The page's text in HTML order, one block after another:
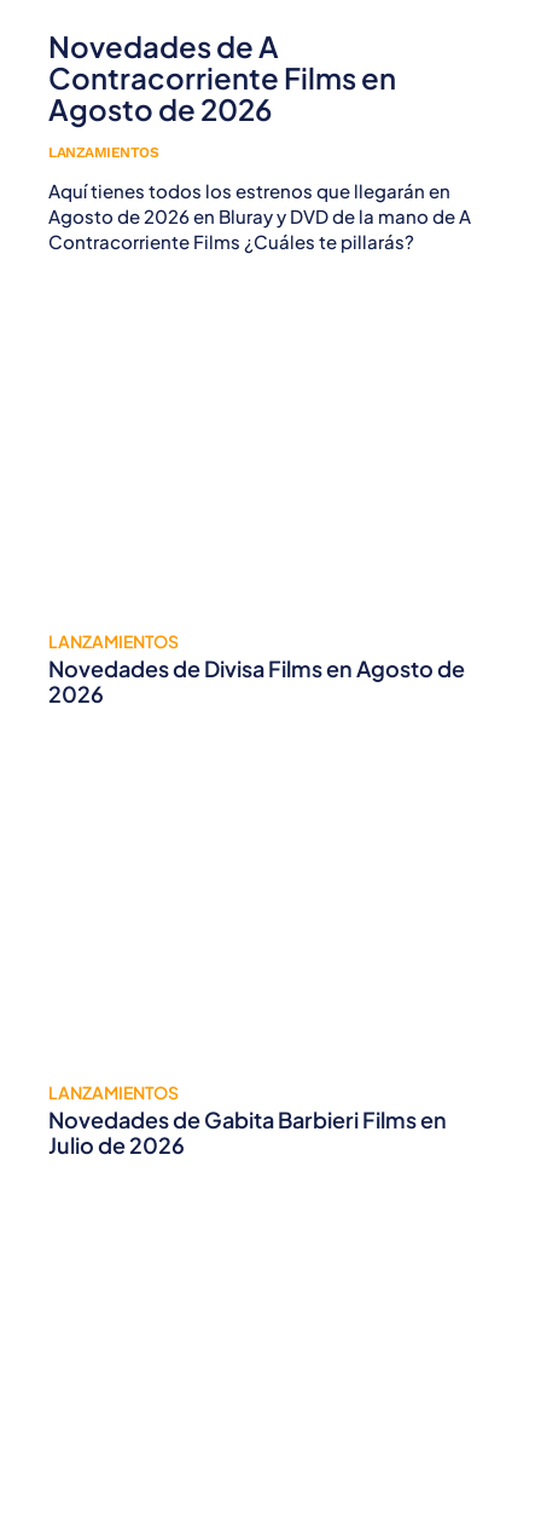
Novedades de A
Contracorriente Films en
Agosto de 2026
LANZAMIENTOS
Aquí tienes todos los estrenos que llegarán en
Agosto de 2026 en Bluray y DVD de la mano de A
Contracorriente Films ¿Cuáles te pillarás?
LANZAMIENTOS
Novedades de Divisa Films en Agosto de
2026
LANZAMIENTOS
Novedades de Gabita Barbieri Films en
Julio de 2026